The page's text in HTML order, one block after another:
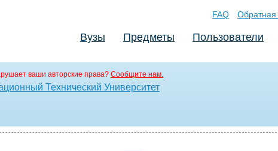
FAQ Обратная
Вузы Предметы Пользователи
ваши авторские права? Сообщите нам.
Технический Университет